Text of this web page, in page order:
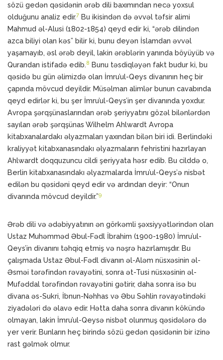
sözü gedən qəsidənin ərəb dili baxımından necə yoxsul
olduğunu analiz edir.7 Bu ikisindən də əvvəl təfsir alimi
Mahmud əl-Alusi (1802-1854) qeyd edir ki, “ərəb dilindən
azca biliyi olan kəs” bilir ki, bunu deyən İslamdan əvvəl
yaşamayıb, əsl ərəb deyil, lakin ərəblərin yanında böyüyüb və
Qurandan istifadə edib.8 Bunu təsdiqləyən fakt budur ki, bu
qəsidə bu gün əlimizdə olan İmru’ul-Qeys divanının heç bir
çapında mövcud deyildir. Müsəlman alimlər bunun cavabında
qeyd edirlər ki, bu şer İmru’ul-Qeys’in şer divanında yoxdur.
Avropa şərqşünaslarından ərəb şeriyyatını gözəl bilənlərdən
sayılan ərəb şərqşünas Wilhelm Ahlwardt Avropa
kitabxanalardakı əlyazmaları yaxından bilən biri idi. Berlindəki
kraliyyət kitabxanasındakı əlyazmaların fehristini hazırlayan
Ahlwardt doqquzuncu cildi şeriyyata həsr edib. Bu cilddə o,
Berlin kitabxanasındakı əlyazmalarda İmru’ul-Qeys’ə nisbət
edilən bu qəsidəni qeyd edir və ardından deyir: “Onun
divanında mövcud deyildir.”9
Ərəb dili və ədəbiyyatının ən görkəmli şəxsiyyətlərindən olan
Ustaz Muhəmməd Əbul-Fədl İbrahim (1900-1980) İmru’ul-
Qeys’in divanını təhqiq etmiş və nəşrə hazırlamışdır. Bu
çalışmada Ustaz Əbul-Fədl divanın əl-Aləm nüsxəsinin əl-
Əsməi tərəfindən rəvayətini, sonra ət-Tusi nüsxəsinin əl-
Mufəddal tərəfindən rəvayətini gətirir, daha sonra isə bu
divana əs-Sukri, İbnun-Nəhhas və Əbu Səhlin rəvayətindəki
ziyadələri də əlavə edir. Hətta daha sonra divanın kökündə
olmayan, lakin İmru’ul-Qeysə nisbət olunmuş qəsidələrə də
yer verir. Bunların heç birində sözü gedən qəsidənin bir izinə
rast gəlmək olmur.